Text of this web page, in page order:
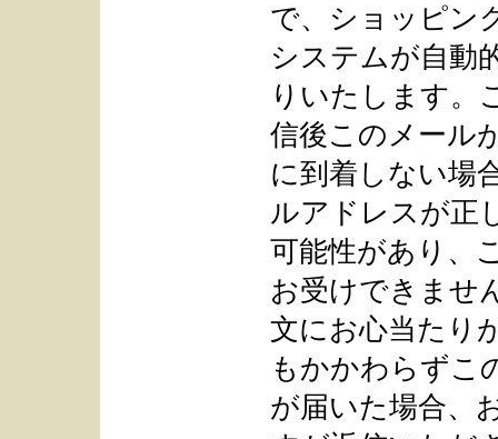
で、ショッピン
システムが自動
りいたします。
信後このメール
に到着しない場
ルアドレスが正
可能性があり、
お受けできませ
文にお心当たり
もかかわらずこ
が届いた場合、